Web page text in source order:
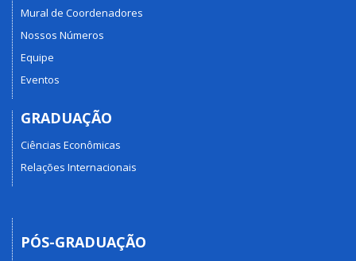
Mural de Coordenadores
Nossos Números
Equipe
Eventos
GRADUAÇÃO
Ciências Econômicas
Relações Internacionais
PÓS-GRADUAÇÃO